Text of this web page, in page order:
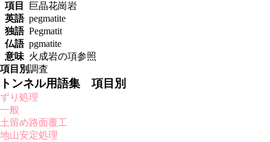
項目
巨晶花崗岩
英語 pegmatite
独語 Pegmatit
仏語 pgmatite
意味 火成岩の項参照
項目別調査
トンネル用語集 項目別
ずり処理
一般
土留め路面覆工
地山安定処理